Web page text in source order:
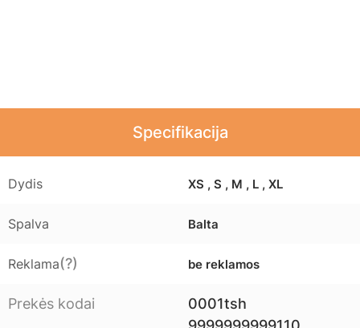
Specifikacija
Dydis XS , S , M , L , XL
Spalva Balta
Reklama(?) be reklamos
Prekės kodai
0001tsh